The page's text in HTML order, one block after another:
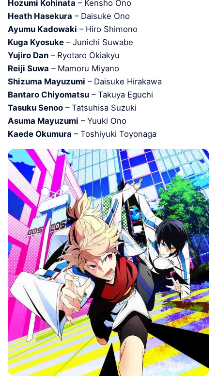
Hozumi Kohinata – Kensho Ono
Heath Hasekura – Daisuke Ono
Ayumu Kadowaki – Hiro Shimono
Kuga Kyosuke – Junichi Suwabe
Yujiro Dan – Ryotaro Okiakyu
Reiji Suwa – Mamoru Miyano
Shizuma Mayuzumi – Daisuke Hirakawa
Bantaro Chiyomatsu – Takuya Eguchi
Tasuku Senoo – Tatsuhisa Suzuki
Asuma Mayuzumi – Yuuki Ono
Kaede Okumura – Toshiyuki Toyonaga